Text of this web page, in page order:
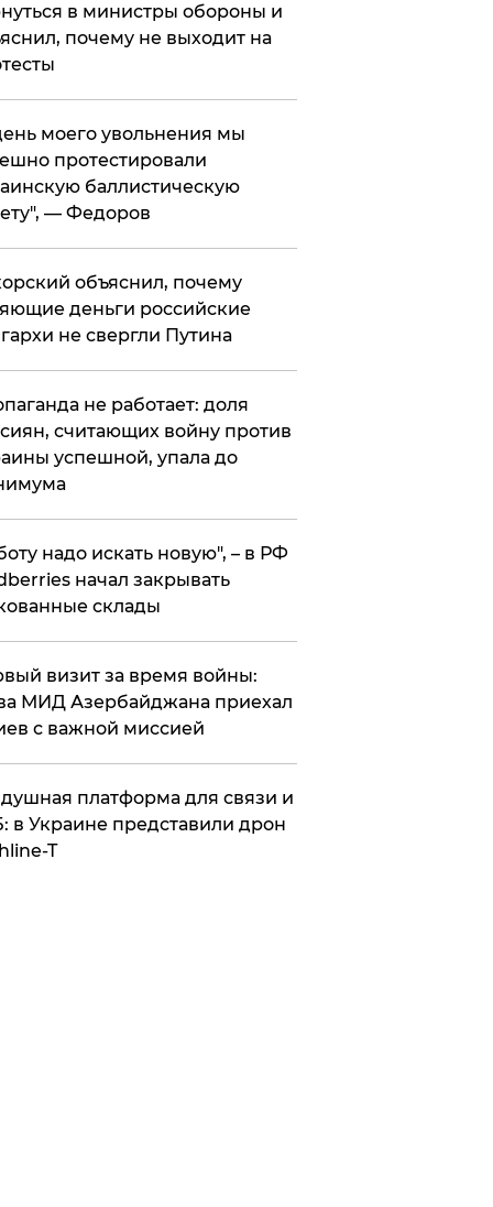
в министры обороны и
почему не выходит на
моего увольнения мы
протестировали
баллистическую
— Федоров
объяснил, почему
деньги российские
не свергли Путина
не работает: доля
считающих войну против
успешной, упала до
надо искать новую", – в РФ
начал закрывать
склады
визит за время войны:
МИД Азербайджана приехал
с важной миссией
платформа для связи и
в Украине представили дрон
T